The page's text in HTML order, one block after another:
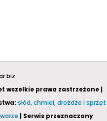
wszelkie prawa zastrzeżone |
słód, chmiel, drożdże i sprzęt
| Serwis przeznaczony